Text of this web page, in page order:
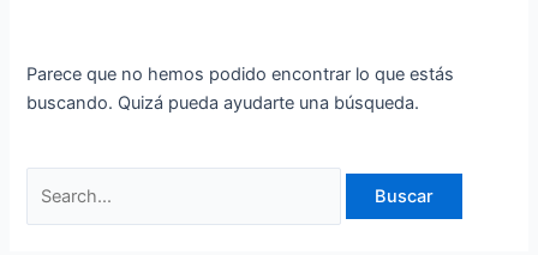
Parece que no hemos podido encontrar lo que estás
buscando. Quizá pueda ayudarte una búsqueda.